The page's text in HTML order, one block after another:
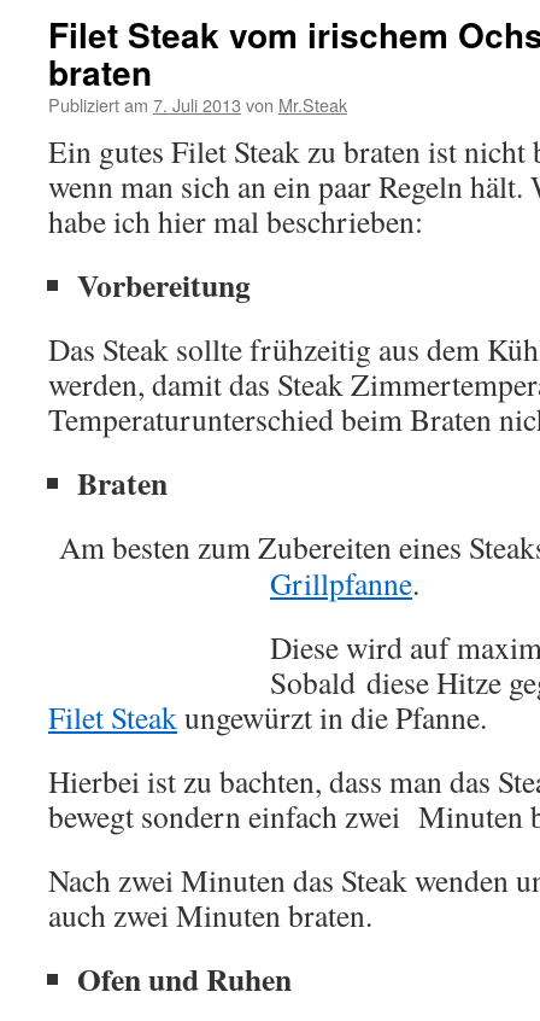
Filet Steak vom irischem
braten
Publiziert am 7. Juli 2013 von Mr.Steak
Ein gutes Filet Steak zu braten ist nicht
wenn man sich an ein paar Regeln hält.
habe ich hier mal beschrieben:
Vorbereitung
Das Steak sollte frühzeitig aus dem
werden, damit das Steak
Temperaturunterschied beim Braten
Braten
Am besten zum Zubereiten eines
Grillpfanne.
Diese wird auf
Sobald diese Hitze
Filet Steakungewürzt in die Pfanne.
Hierbei ist zu bachten, dass man das
bewegt sondern einfach zwei Minuten
Nach zwei Minuten das Steak wenden
auch zwei Minuten braten.
Ofen und Ruhen